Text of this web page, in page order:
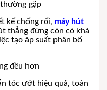
gặp
kế chống rối, máy hút
thẳng đứng còn có khả
tạo áp suất phân bổ
đều hơn
tóc ướt hiệu quả, toàn